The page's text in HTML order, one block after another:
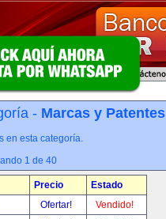
- Marcas y Patentes
en esta categoría.
1 de 40
Precio
Estado
Ofertar!
Vendido!